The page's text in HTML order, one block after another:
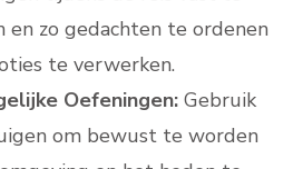
en zo gedachten te ordenen
te verwerken.
Oefeningen: Gebruik
om bewust te worden